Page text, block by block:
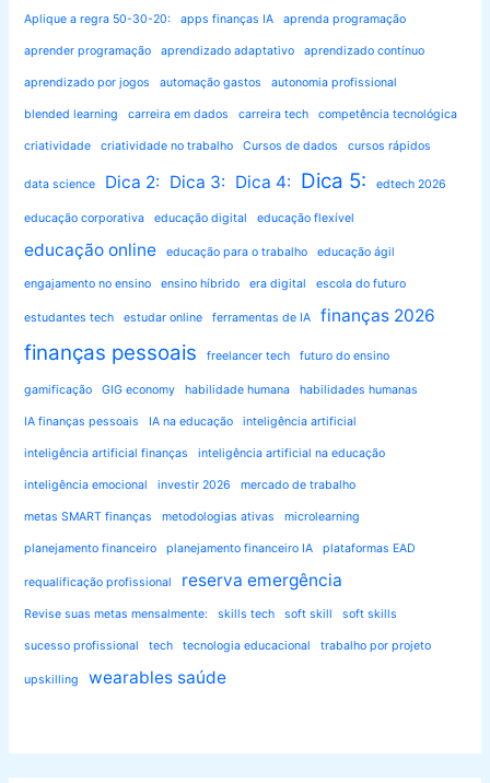
Aplique a regra 50-30-20: apps finanças IA aprenda programação
aprender programação aprendizado adaptativo aprendizado contínuo
aprendizado por jogos automação gastos autonomia profissional
blended learning carreira em dados carreira tech competência tecnológica
criatividade criatividade no trabalho Cursos de dados cursos rápidos
data science Dica 2: Dica 3: Dica 4: Dica 5: edtech 2026
educação corporativa educação digital educação flexível
educação online educação para o trabalho educação ágil
engajamento no ensino ensino híbrido era digital escola do futuro
estudantes tech estudar online ferramentas de IA finanças 2026
finanças pessoais freelancer tech futuro do ensino
gamificação GIG economy habilidade humana habilidades humanas
IA finanças pessoais IA na educação inteligência artificial
inteligência artificial finanças inteligência artificial na educação
inteligência emocional investir 2026 mercado de trabalho
metas SMART finanças metodologias ativas microlearning
planejamento financeiro planejamento financeiro IA plataformas EAD
requalificação profissional reserva emergência
Revise suas metas mensalmente: skills tech soft skill soft skills
sucesso profissional tech tecnologia educacional trabalho por projeto
upskilling wearables saúde